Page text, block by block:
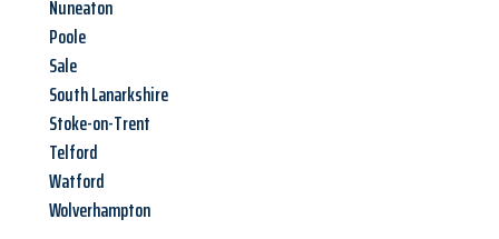
Nuneaton
Poole
Sale
South Lanarkshire
Stoke-on-Trent
Telford
Watford
Wolverhampton